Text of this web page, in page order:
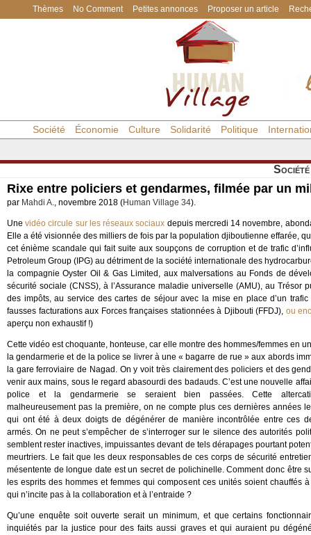
Thèmes No Comment Petites annonces Proposer un article
Société Économie Culture Solidarité Politique
Société
Rixe entre policiers et gendarmes, filmée par un
par Mahdi A., novembre 2018 (Human Village 34).
Unevidéo circule sur les réseaux sociaux depuis mercredi 14 novembre,
Elle a été visionnée des milliers de fois par la population djiboutienne effarée,
cet énième scandale qui fait suite aux soupçons de corruption et de trafic
Petroleum Group (IPG) au détriment de la société internationale des
la compagnie Oyster Oil & Gas Limited, aux malversations au Fonds de
sécurité sociale (CNSS), à l’Assurance maladie universelle (AMU), au
des impôts, au service des cartes de séjour avec la mise en place d’un
fausses facturations aux Forces françaises stationnées à Djibouti (FFDJ), ou
aperçu non exhaustif !)
Cette vidéo est choquante, honteuse, car elle montre des hommes/femmes en
la gendarmerie et de la police se livrer à une « bagarre de rue » aux abords
la gare ferroviaire de Nagad. On y voit très clairement des policiers et des
venir aux mains, sous le regard abasourdi des badauds. C’est une nouvelle
police et la gendarmerie se seraient bien passées. Cette
malheureusement pas la première, on ne compte plus ces dernières années
qui ont été à deux doigts de dégénérer de manière incontrôlée entre ces
armés. On ne peut s’empêcher de s’interroger sur le silence des autorités
semblent rester inactives, impuissantes devant de tels dérapages pourtant
meurtriers. Le fait que les deux responsables de ces corps de sécurité
mésentente de longue date est un secret de polichinelle. Comment donc être
les esprits des hommes et femmes qui composent ces unités soient chauffés
qui n’incite pas à la collaboration et à l’entraide ?
Qu’une enquête soit ouverte serait un minimum, et que certains
inquiétés par la justice pour des faits aussi graves et qui auraient pu